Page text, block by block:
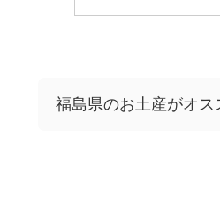
福島県のお土産がオス